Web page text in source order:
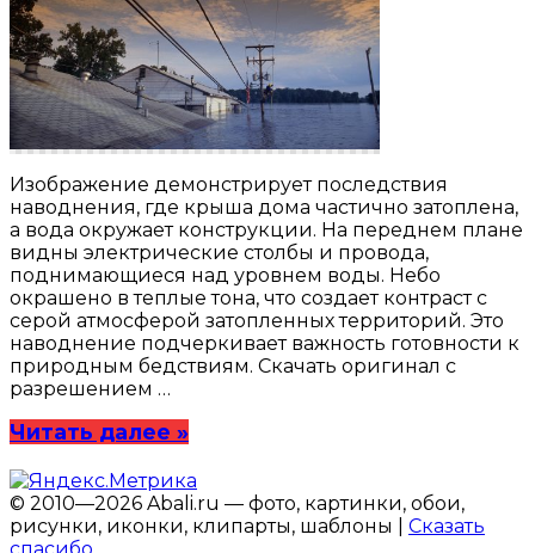
Изображение демонстрирует последствия
наводнения, где крыша дома частично затоплена,
а вода окружает конструкции. На переднем плане
видны электрические столбы и провода,
поднимающиеся над уровнем воды. Небо
окрашено в теплые тона, что создает контраст с
серой атмосферой затопленных территорий. Это
наводнение подчеркивает важность готовности к
природным бедствиям. Скачать оригинал с
разрешением …
Читать далее »
© 2010—2026 Abali.ru — фото, картинки, обои,
рисунки, иконки, клипарты, шаблоны | Сказать